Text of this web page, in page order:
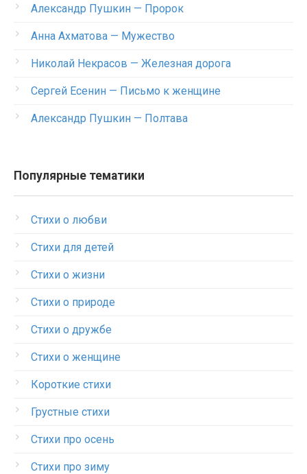
Александр Пушкин — Пророк
Анна Ахматова — Мужество
Николай Некрасов — Железная дорога
Сергей Есенин — Письмо к женщине
Александр Пушкин — Полтава
Популярные тематики
Стихи о любви
Стихи для детей
Стихи о жизни
Стихи о природе
Стихи о дружбе
Стихи о женщине
Короткие стихи
Грустные стихи
Стихи про осень
Стихи про зиму